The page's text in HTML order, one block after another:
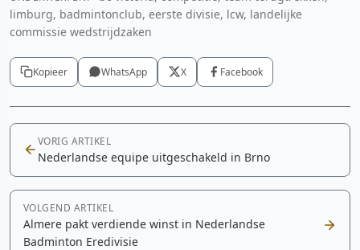
limburg, badmintonclub, eerste divisie, lcw, landelijke
commissie wedstrijdzaken
Kopieer WhatsApp X Facebook
VORIG ARTIKEL
Nederlandse equipe uitgeschakeld in Brno
VOLGEND ARTIKEL
Almere pakt verdiende winst in Nederlandse
Badminton Eredivisie